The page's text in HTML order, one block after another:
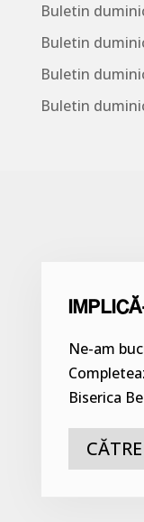
Buletin
Buletin
Buletin
Buletin
Ne-am
Biserica